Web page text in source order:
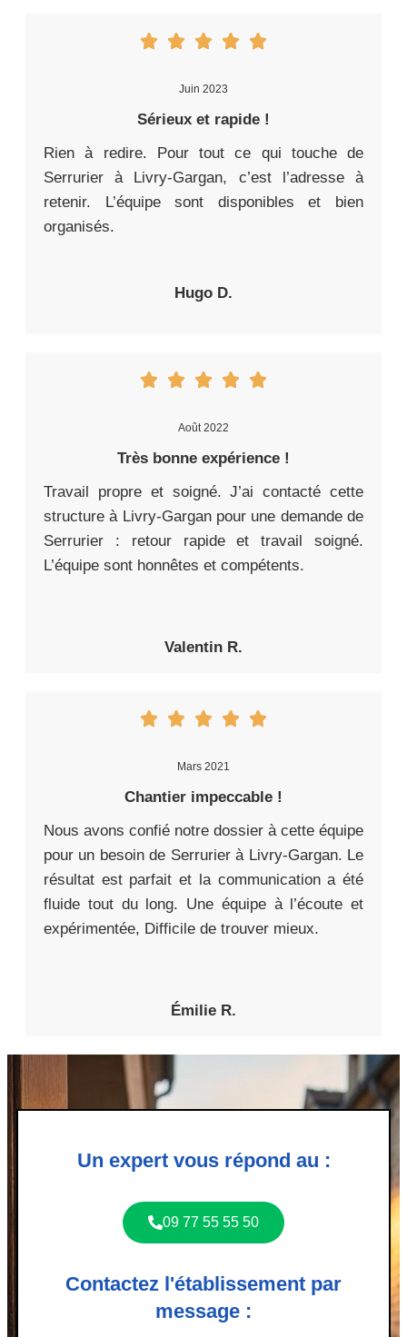
Juin 2023
Sérieux et rapide !
Rien à redire. Pour tout ce qui touche de
Serrurier à Livry-Gargan, c’est l’adresse à
retenir. L’équipe sont disponibles et bien
organisés.
Hugo D.
Août 2022
Très bonne expérience !
Travail propre et soigné. J’ai contacté cette
structure à Livry-Gargan pour une demande de
Serrurier : retour rapide et travail soigné.
L’équipe sont honnêtes et compétents.
Valentin R.
Mars 2021
Chantier impeccable !
Nous avons confié notre dossier à cette équipe
pour un besoin de Serrurier à Livry-Gargan. Le
résultat est parfait et la communication a été
fluide tout du long. Une équipe à l’écoute et
expérimentée, Difficile de trouver mieux.
Émilie R.
Un expert vous répond au :
09 77 55 55 50
Contactez l'établissement par
message :